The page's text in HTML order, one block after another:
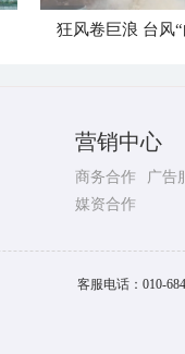
营销中心
商务合作
广告
媒资合作
客服电话： 010-